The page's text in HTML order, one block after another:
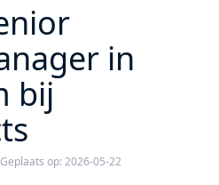
in
bij
Geplaats op: 2026-05-22